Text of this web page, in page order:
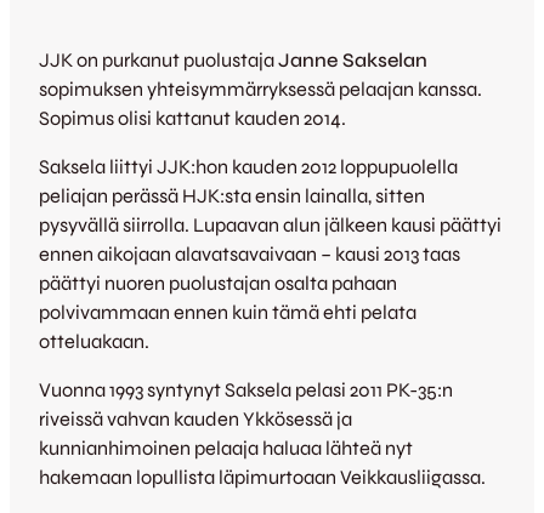
JJK on purkanut puolustajaJanne Sakselan
sopimuksen yhteisymmärryksessä pelaajan kanssa.
Sopimus olisi kattanut kauden 2014.
Saksela liittyi JJK:hon kauden 2012 loppupuolella
peliajan perässä HJK:sta ensin lainalla, sitten
pysyvällä siirrolla. Lupaavan alun jälkeen kausi päättyi
ennen aikojaan alavatsavaivaan – kausi 2013 taas
päättyi nuoren puolustajan osalta pahaan
polvivammaan ennen kuin tämä ehti pelata
otteluakaan.
Vuonna 1993 syntynyt Saksela pelasi 2011 PK-35:n
riveissä vahvan kauden Ykkösessä ja
kunnianhimoinen pelaaja haluaa lähteä nyt
hakemaan lopullista läpimurtoaan Veikkausliigassa.